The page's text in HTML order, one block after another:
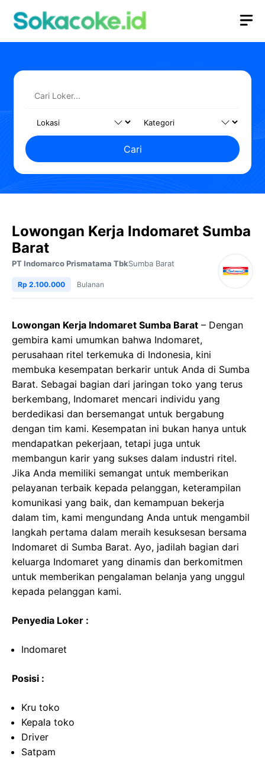
Cari
Lowongan Kerja Indomaret Sumba
Barat
PT Indomarco Prismatama TbkSumba Barat
Rp 2.100.000 Bulanan
Lowongan Kerja Indomaret Sumba Barat – Dengan
gembira kami umumkan bahwa Indomaret,
perusahaan ritel terkemuka di Indonesia, kini
membuka kesempatan berkarir untuk Anda di Sumba
Barat. Sebagai bagian dari jaringan toko yang terus
berkembang, Indomaret mencari individu yang
berdedikasi dan bersemangat untuk bergabung
dengan tim kami. Kesempatan ini bukan hanya untuk
mendapatkan pekerjaan, tetapi juga untuk
membangun karir yang sukses dalam industri ritel.
Jika Anda memiliki semangat untuk memberikan
pelayanan terbaik kepada pelanggan, keterampilan
komunikasi yang baik, dan kemampuan bekerja
dalam tim, kami mengundang Anda untuk mengambil
langkah pertama dalam meraih kesuksesan bersama
Indomaret di Sumba Barat. Ayo, jadilah bagian dari
keluarga Indomaret yang dinamis dan berkomitmen
untuk memberikan pengalaman belanja yang unggul
kepada pelanggan kami.
Penyedia Loker :
Indomaret
Posisi :
Kru toko
Kepala toko
Driver
Satpam